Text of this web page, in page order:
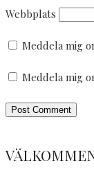
Webbplats
Meddela mig
Meddela mig